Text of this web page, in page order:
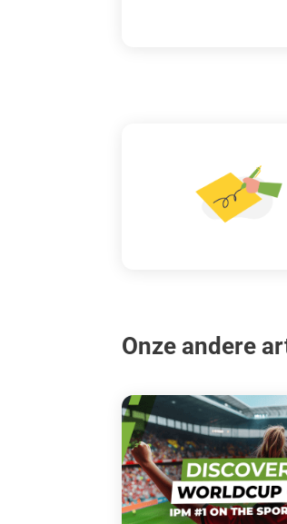
Onze andere